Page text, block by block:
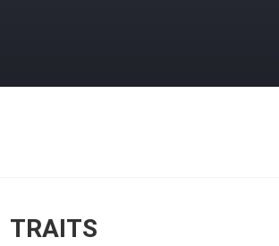
TRAITS